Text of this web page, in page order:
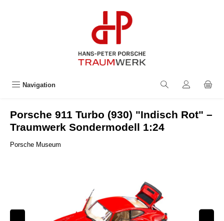
Navigation
Porsche 911 Turbo (930) "Indisch Rot" –
Traumwerk Sondermodell 1:24
Porsche Museum